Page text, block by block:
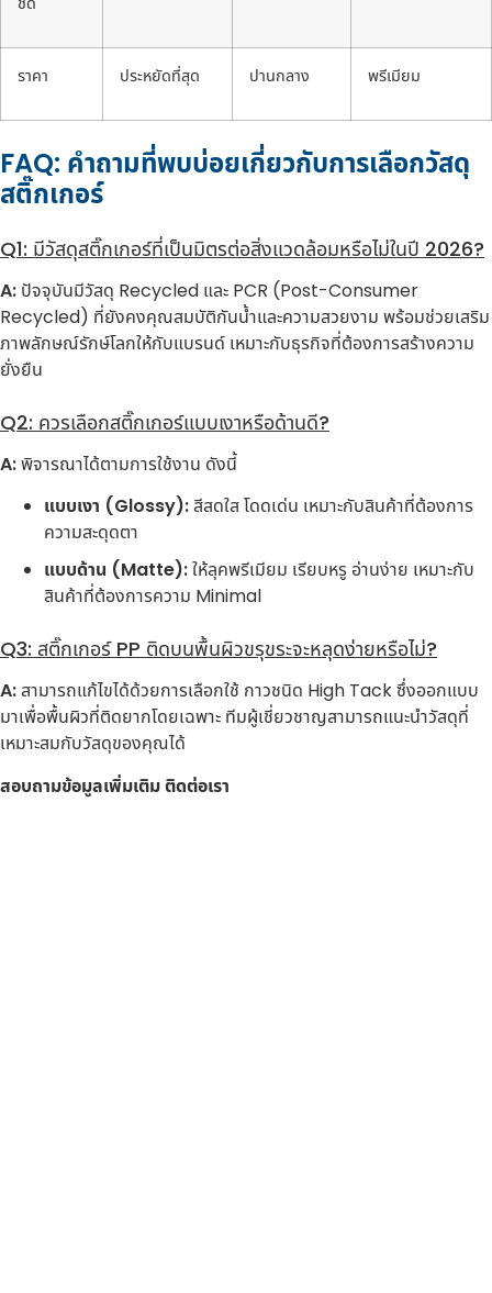
ราคา ประหยัดที่สุด ปานกลาง พรีเมียม
FAQ: คำถามที่พบบ่อยเกี่ยวกับการเลือกวัสดุ
สติ๊กเกอร์
Q1: มีวัสดุสติ๊กเกอร์ที่เป็นมิตรต่อสิ่งแวดล้อมหรือไม่ในปี 2026?
A: ปัจจุบันมีวัสดุ Recycled และ PCR (Post-Consumer
Recycled) ที่ยังคงคุณสมบัติกันน้ำและความสวยงาม พร้อมช่วยเสริม
ภาพลักษณ์รักษ์โลกให้กับแบรนด์ เหมาะกับธุรกิจที่ต้องการสร้างความ
ยั่งยืน
Q2: ควรเลือกสติ๊กเกอร์แบบเงาหรือด้านดี?
A:พิจารณาได้ตามการใช้งาน ดังนี้
แบบเงา (Glossy):สีสดใส โดดเด่น เหมาะกับสินค้าที่ต้องการ
ความสะดุดตา
แบบด้าน (Matte):ให้ลุคพรีเมียม เรียบหรู อ่านง่าย เหมาะกับ
สินค้าที่ต้องการความ Minimal
Q3: สติ๊กเกอร์ PP ติดบนพื้นผิวขรุขระจะหลุดง่ายหรือไม่?
A:สามารถแก้ไขได้ด้วยการเลือกใช้ กาวชนิด High Tack ซึ่งออกแบบ
มาเพื่อพื้นผิวที่ติดยากโดยเฉพาะ ทีมผู้เชี่ยวชาญสามารถแนะนำวัสดุที่
เหมาะสมกับวัสดุของคุณได้
สอบถามข้อมูลเพิ่มเติม ติดต่อเรา